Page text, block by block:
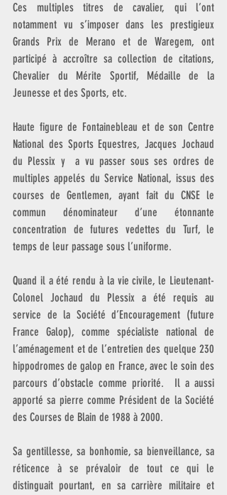
Ces multiples titres de cavalier, qui l’ont
notamment vu s’imposer dans les prestigieux
Grands Prix de Merano et de Waregem, ont
participé à accroître sa collection de citations,
Chevalier du Mérite Sportif, Médaille de la
Jeunesse et des Sports, etc.
Haute figure de Fontainebleau et de son Centre
National des Sports Equestres, Jacques Jochaud
du Plessix y  a vu passer sous ses ordres de
multiples appelés du Service National, issus des
courses de Gentlemen, ayant fait du CNSE le
commun dénominateur d’une étonnante
concentration de futures vedettes du Turf, le
temps de leur passage sous l’uniforme.
Quand il a été rendu à la vie civile, le Lieutenant-
Colonel Jochaud du Plessix a été requis au
service de la Société d’Encouragement (future
France Galop), comme spécialiste national de
l’aménagement et de l’entretien des quelque 230
hippodromes de galop en France, avec le soin des
parcours d’obstacle comme priorité.  Il a aussi
apporté sa pierre comme Président de la Société
des Courses de Blain de 1988 à 2000.
Sa gentillesse, sa bonhomie, sa bienveillance, sa
réticence à se prévaloir de tout ce qui le
distinguait pourtant, en sa carrière militaire et